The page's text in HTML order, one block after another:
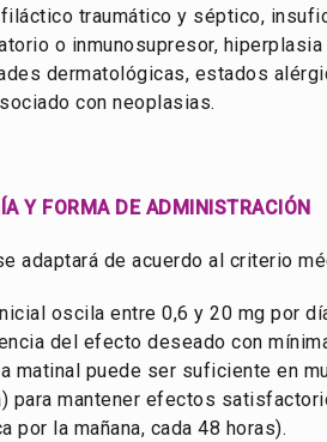
traumático y séptico,
o inmunosupresor,
dermatológicas, estados
con neoplasias.
Y FORMA DE ADMINISTRACIÓN
adaptará de acuerdo al criterio
oscila entre 0,6 y 20 mg por
del efecto deseado con
matinal puede ser suficiente en
para mantener efectos
por la mañana, cada 48 horas).